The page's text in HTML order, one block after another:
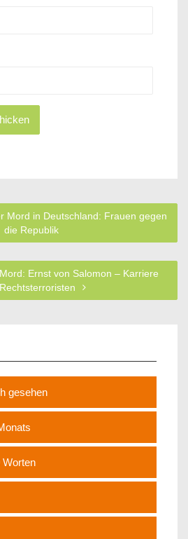
Mord in Deutschland: Frauen gegen
die Republik
Ernst von Salomon – Karriere
gesehen
Worten